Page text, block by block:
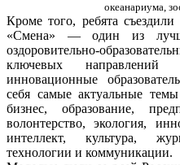
океанариума,
Кроме того, ребята
«Смена» — один из
оздоровительно-
ключевых
инновационные
себя самые актуальные
бизнес, образование,
волонтерство, экология,
интеллект, культура,
технологии и коммуникации.